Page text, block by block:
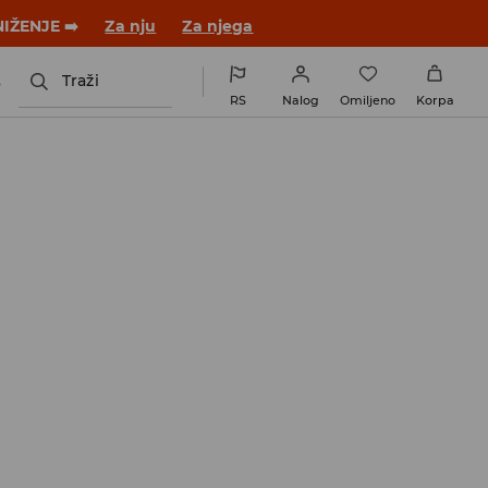
➡️ Za nju Za njega
Traži
RS Nalog Omiljeno Korpa